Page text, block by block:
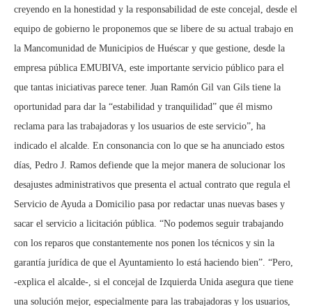
creyendo en la honestidad y la responsabilidad de este concejal, desde el
equipo de gobierno le proponemos que se libere de su actual trabajo en
la Mancomunidad de Municipios de Huéscar y que gestione, desde la
empresa pública EMUBIVA, este importante servicio público para el
que tantas iniciativas parece tener. Juan Ramón Gil van Gils tiene la
oportunidad para dar la “estabilidad y tranquilidad” que él mismo
reclama para las trabajadoras y los usuarios de este servicio”, ha
indicado el alcalde. En consonancia con lo que se ha anunciado estos
días, Pedro J. Ramos defiende que la mejor manera de solucionar los
desajustes administrativos que presenta el actual contrato que regula el
Servicio de Ayuda a Domicilio pasa por redactar unas nuevas bases y
sacar el servicio a licitación pública. “No podemos seguir trabajando
con los reparos que constantemente nos ponen los técnicos y sin la
garantía jurídica de que el Ayuntamiento lo está haciendo bien”. “Pero,
-explica el alcalde-, si el concejal de Izquierda Unida asegura que tiene
una solución mejor, especialmente para las trabajadoras y los usuarios,